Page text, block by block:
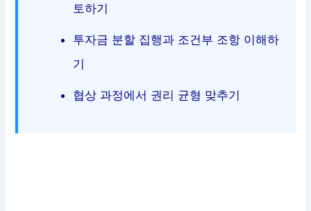
토하기
투자금 분할 집행과 조건부 조항 이해하
기
협상 과정에서 권리 균형 맞추기